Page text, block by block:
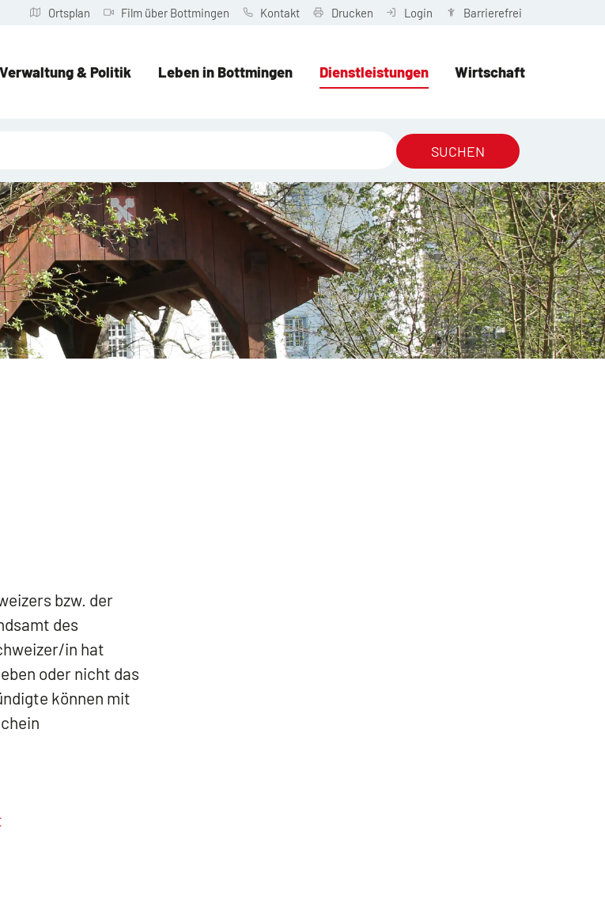
Ortsplan Film über Bottmingen Kontakt Drucken Login Barrierefrei
Verwaltung & Politik Leben in Bottmingen Dienstleistungen Wirtschaft
SUCHEN
bzw. der
des
in hat
oder nicht das
können mit